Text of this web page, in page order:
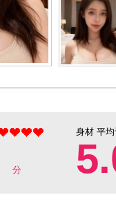
分
身材 平